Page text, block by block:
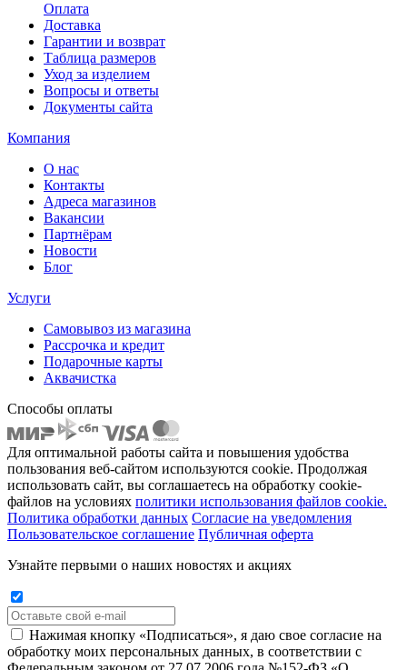
Оплата
Доставка
Гарантии и возврат
Таблица размеров
Уход за изделием
Вопросы и ответы
Документы сайта
Компания
О нас
Контакты
Адреса магазинов
Вакансии
Партнёрам
Новости
Блог
Услуги
Самовывоз из магазина
Рассрочка и кредит
Подарочные карты
Аквачистка
Способы оплаты
Для оптимальной работы сайта и повышения удобства
пользования веб-сайтом используются cookie. Продолжая
использовать сайт, вы соглашаетесь на обработку cookie-
файлов на условиях политики использования файлов cookie.
Политика обработки данных Согласие на уведомления
Пользовательское соглашение Публичная оферта
Узнайте первыми о наших новостях и акциях
Нажимая кнопку «Подписаться», я даю свое согласие на
обработку моих персональных данных, в соответствии с